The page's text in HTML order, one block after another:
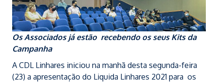
Os Associados já estão recebendo os seus Kits da
Campanha
A CDL Linhares iniciou na manhã desta segunda-feira
(23) a apresentação do Liquida Linhares 2021 para os